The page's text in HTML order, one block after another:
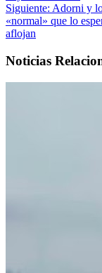
Siguiente: Adorni y
«normal» que lo
aflojan
Noticias